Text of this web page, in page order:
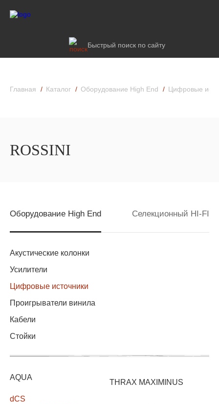
Быстрый поиск по сайту
Главная Каталог Оборудование High End Цифровые
ROSSINI
Оборудование High End Селекционный HI-FI
Акустические колонки
Усилители
Цифровые источники
Проигрыватели винила
Кабели
Стойки
AQUA
dCS
THRAX MAXIMINUS